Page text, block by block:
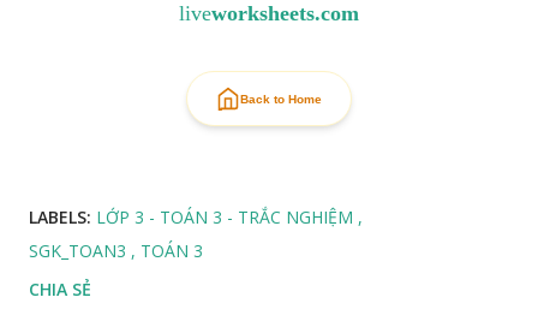
liveworksheets.com
Back to Home
LABELS: LỚP 3 - TOÁN 3 - TRẮC NGHIỆM
SGK_TOAN3
TOÁN 3
CHIA SẺ